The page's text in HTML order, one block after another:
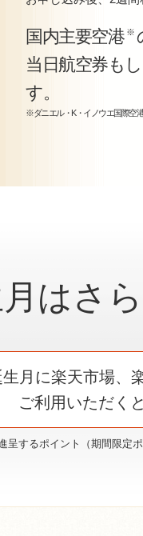
国内主要空港 ※
当日航空券も
す。
※ダニエル・K・イノウエ国際空
はさ
生月に楽天市場、
ご利用いただくと
呈するポイント（期間限定